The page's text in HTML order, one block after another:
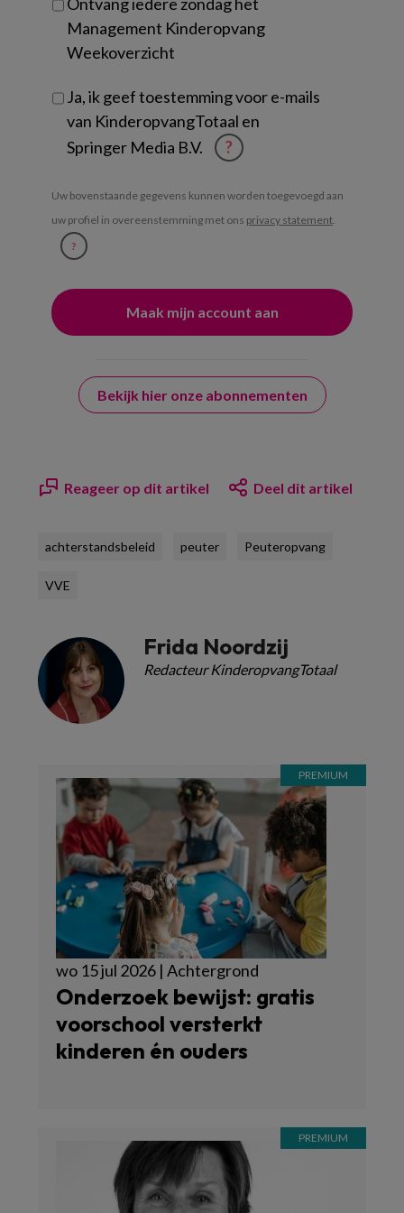
Management Kinderopvang
Weekoverzicht
Ja, ik geef toestemming voor e-mails
van KinderopvangTotaal en
Springer Media B.V.
?
Uw bovenstaande gegevens kunnen worden toegevoegd aan
uw profiel in overeenstemming met ons privacy statement
?
Bekijk hier onze abonnementen
Reageer op dit artikel Deel dit artikel
achterstandsbeleid peuter Peuteropvang
VVE
Frida Noordzij
Redacteur KinderopvangTotaal
wo 15 jul 2026 | Achtergrond
Onderzoek bewijst: gratis
voorschool versterkt
kinderen én ouders